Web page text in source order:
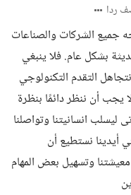
ردا
جميع الشركات والصناعات
بشكل عام. فلا ينبغي
التقدم التكنولوجي
يجب أن ننظر دائمًا بنظرة
ليسلب انسانيتنا وتواصلنا
أيدينا نستطيع أن
وتسهيل بعض المهام